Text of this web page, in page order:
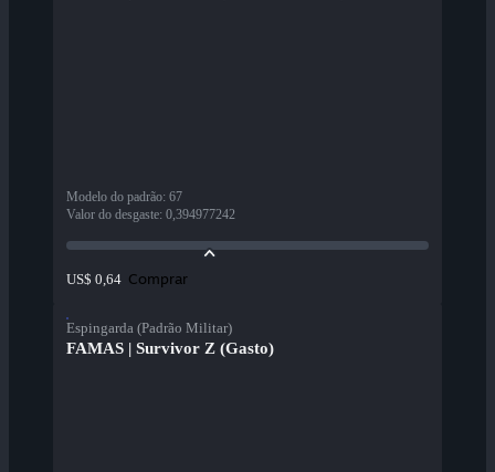
Modelo do padrão: 67
Valor do desgaste: 0,394977242
US$ 0,64 Comprar
Espingarda (Padrão Militar)
FAMAS | Survivor Z (Gasto)